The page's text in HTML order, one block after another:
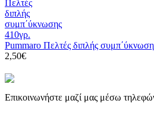
Pummaro Πελτές διπλής
2,50€
Επικοινωνήστε μαζί μας μέσω